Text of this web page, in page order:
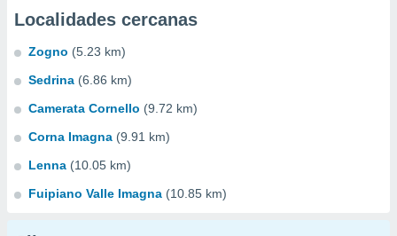
Localidades cercanas
Zogno (5.23 km)
Sedrina (6.86 km)
Camerata Cornello (9.72 km)
Corna Imagna (9.91 km)
Lenna (10.05 km)
Fuipiano Valle Imagna (10.85 km)